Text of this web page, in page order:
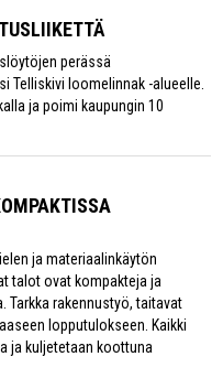
perässä
Telliskivi loomelinnak -alueelle.
ja poimi kaupungin 10
ja materiaalinkäytön
talot ovat kompakteja ja
rakennustyö, taitavat
lopputulokseen. Kaikki
ja kuljetetaan koottuna